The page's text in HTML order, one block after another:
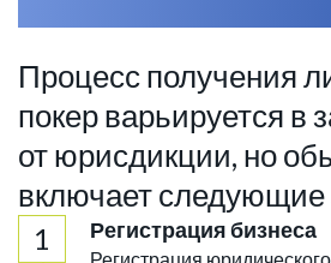
Процесс получения
покер варьируется в
от юрисдикции, но
включает следующие
Регистрация бизнеса